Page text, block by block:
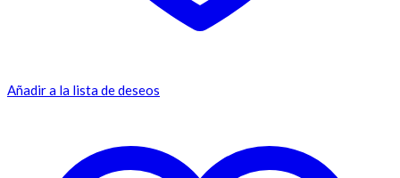
Añadir a la lista de deseos